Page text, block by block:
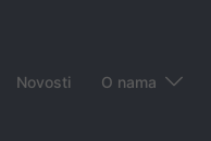
Novosti O nama